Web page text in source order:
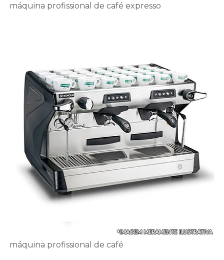
máquina profissional de café expresso
máquina profissional de café